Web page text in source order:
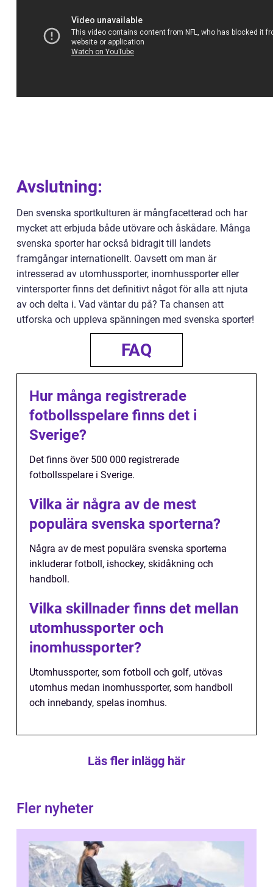
Avslutning:
Den svenska sportkulturen är mångfacetterad och har
mycket att erbjuda både utövare och åskådare. Många
svenska sporter har också bidragit till landets
framgångar internationellt. Oavsett om man är
intresserad av utomhussporter, inomhussporter eller
vintersporter finns det definitivt något för alla att njuta
av och delta i. Vad väntar du på? Ta chansen att
utforska och uppleva spänningen med svenska sporter!
FAQ
Hur många registrerade
fotbollsspelare finns det i
Sverige?
Det finns över 500 000 registrerade
fotbollsspelare i Sverige.
Vilka är några av de mest
populära svenska sporterna?
Några av de mest populära svenska sporterna
inkluderar fotboll, ishockey, skidåkning och
handboll.
Vilka skillnader finns det mellan
utomhussporter och
inomhussporter?
Utomhussporter, som fotboll och golf, utövas
utomhus medan inomhussporter, som handboll
och innebandy, spelas inomhus.
Läs fler inlägg här
Fler nyheter